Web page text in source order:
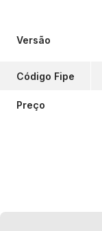
Versão
Código Fipe
Preço